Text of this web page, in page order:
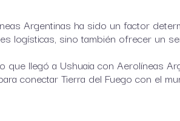
Argentinas ha sido un factor
logísticas, sino también ofrecer un
llegó a Ushuaia con Aerolíneas
conectar Tierra del Fuego con el